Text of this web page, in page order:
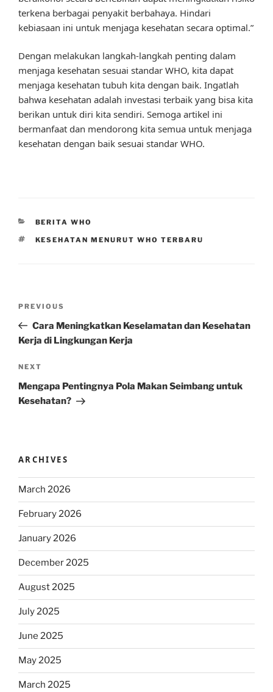
terkena berbagai penyakit berbahaya. Hindari
kebiasaan ini untuk menjaga kesehatan secara optimal.”
Dengan melakukan langkah-langkah penting dalam
menjaga kesehatan sesuai standar WHO, kita dapat
menjaga kesehatan tubuh kita dengan baik. Ingatlah
bahwa kesehatan adalah investasi terbaik yang bisa kita
berikan untuk diri kita sendiri. Semoga artikel ini
bermanfaat dan mendorong kita semua untuk menjaga
kesehatan dengan baik sesuai standar WHO.
CATEGORIES
BERITA WHO
TAGS
KESEHATAN MENURUT WHO TERBARU
Previous
Post
PREVIOUS
Cara Meningkatkan Keselamatan dan Kesehatan
Kerja di Lingkungan Kerja
Next
Post
NEXT
Mengapa Pentingnya Pola Makan Seimbang untuk
Kesehatan?
ARCHIVES
March 2026
February 2026
January 2026
December 2025
August 2025
July 2025
June 2025
May 2025
March 2025